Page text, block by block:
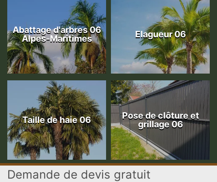
Abattage d'arbres 06
Alpes-Maritimes
Elagueur 06
Taille de haie 06
Pose de clôture et
grillage 06
Demande de devis gratuit